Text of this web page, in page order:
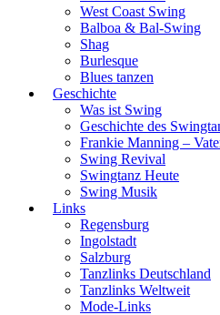
West Coast Swing
Balboa & Bal-Swing
Shag
Burlesque
Blues tanzen
Geschichte
Was ist Swing
Geschichte des
Frankie Manning –
Swing Revival
Swingtanz Heute
Swing Musik
Links
Regensburg
Ingolstadt
Salzburg
Tanzlinks Deutschland
Tanzlinks Weltweit
Mode-Links